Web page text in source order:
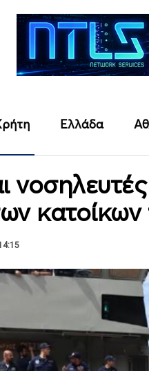
Ελλάδα
κατοίκων